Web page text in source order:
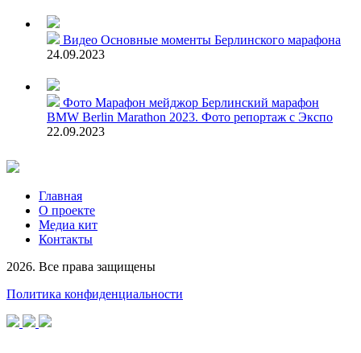
Видео Основные моменты Берлинского марафона
24.09.2023
Фото Марафон мейджор Берлинский марафон
BMW Berlin Marathon 2023. Фото репортаж с Экспо
22.09.2023
Главная
О проекте
Медиа кит
Контакты
2026. Все права защищены
Политика конфиденциальности